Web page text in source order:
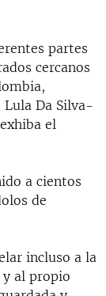
partes
cercanos
Lula Da Silva-
el
a cientos
de
incluso a la
al propio